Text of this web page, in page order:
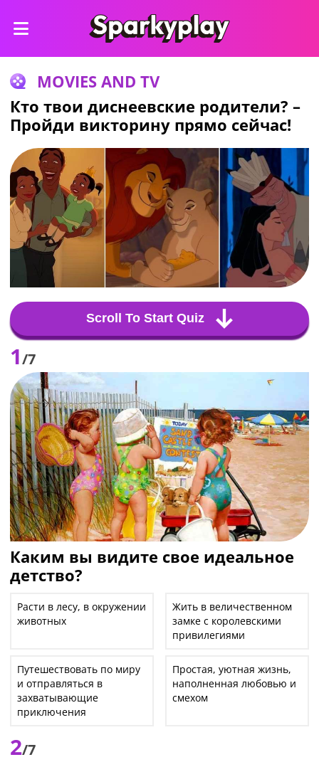
MOVIES AND TV
Кто твои диснеевские родители? –
Пройди викторину прямо сейчас!
Scroll To Start Quiz
1/7
Каким вы видите свое идеальное
детство?
Расти в лесу, в окружении
животных
Жить в величественном
замке с королевскими
привилегиями
Путешествовать по миру
и отправляться в
захватывающие
приключения
Простая, уютная жизнь,
наполненная любовью и
смехом
2/7